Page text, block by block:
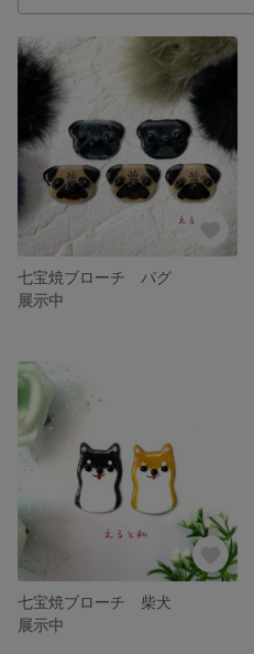
七宝焼ブローチ パグ
展示中
七宝焼ブローチ 柴犬
展示中